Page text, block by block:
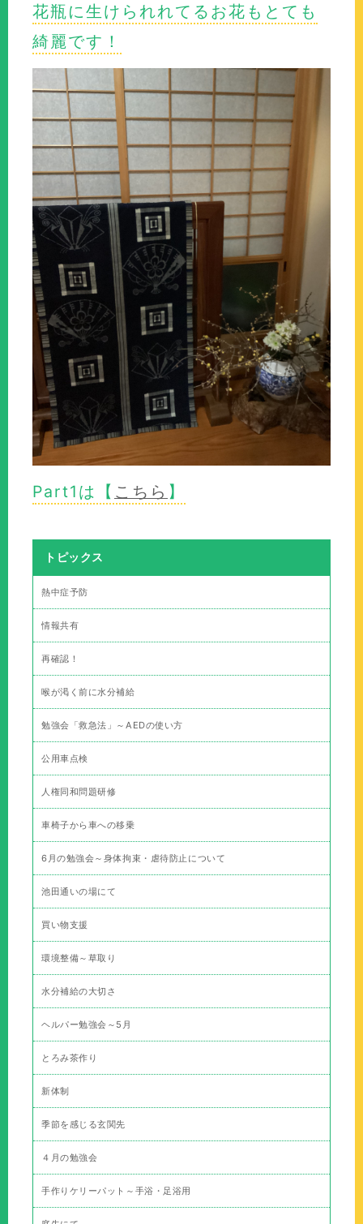
花瓶に生けられれてるお花もとても
綺麗です！
Part1は【 こちら 】
トピックス
熱中症予防
情報共有
再確認！
喉が渇く前に水分補給
勉強会「救急法」～AEDの使い方
公用車点検
人権同和問題研修
車椅子から車への移乗
6月の勉強会～身体拘束・虐待防止について
池田通いの場にて
買い物支援
環境整備～草取り
水分補給の大切さ
ヘルパー勉強会～5月
とろみ茶作り
新体制
季節を感じる玄関先
４月の勉強会
手作りケリーパット～手浴・足浴用